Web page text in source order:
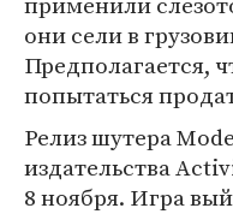
они сели в
Предполагается,
попытаться
Релиз шутера
издательства
8 ноября. Игра